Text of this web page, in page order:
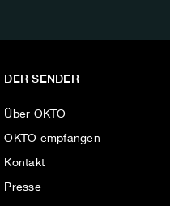
DER SENDER
Über OKTO
OKTO empfangen
Kontakt
Presse